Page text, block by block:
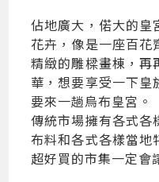
佔地廣大，偌大的皇
花卉，像是一座百花
精緻的雕樑畫棟，再
華，想要享受一下皇
要來一趟烏布皇宮。
傳統市場擁有各式各
布料和各式各樣當地
超好買的市集一定會